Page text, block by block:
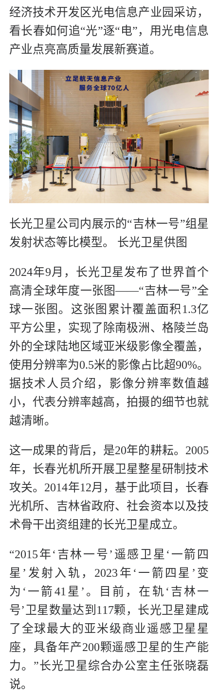
经济技术开发区光电信息产业园采访，
看长春如何追“光”逐“电”，用光电信息
产业点亮高质量发展新赛道。
长光卫星公司内展示的“吉林一号”组星
发射状态等比模型。 长光卫星供图
2024年9月，长光卫星发布了世界首个
高清全球年度一张图——“吉林一号”全
球一张图。这张图累计覆盖面积1.3亿
平方公里，实现了除南极洲、格陵兰岛
外的全球陆地区域亚米级影像全覆盖，
使用分辨率为0.5米的影像占比超90%。
据技术人员介绍，影像分辨率数值越
小，代表分辨率越高，拍摄的细节也就
越清晰。
这一成果的背后，是20年的耕耘。2005
年，长春光机所开展卫星整星研制技术
攻关。2014年12月，基于此项目，长春
光机所、吉林省政府、社会资本以及技
术骨干出资组建的长光卫星成立。
“2015年‘吉林一号’遥感卫星‘一箭四
星’发射入轨，2023年‘一箭四星’变
为‘一箭41星’。目前，在轨‘吉林一
号’卫星数量达到117颗，长光卫星建成
了全球最大的亚米级商业遥感卫星星
座，具备年产200颗遥感卫星的生产能
力。”长光卫星综合办公室主任张晓磊
说。